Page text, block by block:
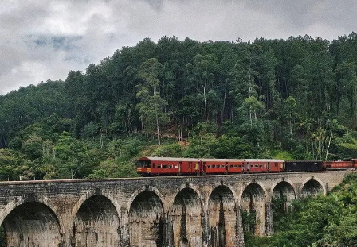
cultura india de primera mano.
Asimismo hacemos viajes por Rajasthan y tours
personalizados.
Si quieres contratar un coche con conductor privado
tenemos la opción para tu proximo viaje a la India.
Si quieres leer en ingléspulse aqui. Para ver nuestras
reviews en Tripadvisor.
Book Now